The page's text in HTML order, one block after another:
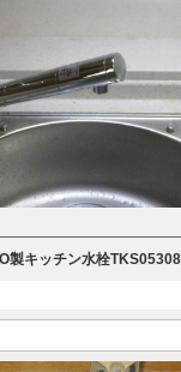
製キッチン水栓